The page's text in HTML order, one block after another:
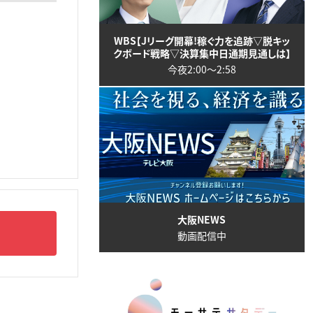
WBS【Jリーグ開幕!稼ぐ力を追跡▽脱キッ
クボード戦略▽決算集中日通期見通しは】
今夜2:00〜2:58
大阪NEWS
動画配信中